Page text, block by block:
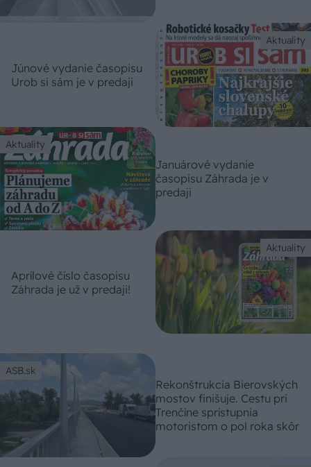
Aktuality
Júnové vydanie časopisu
Urob si sám je v predaji
Aktuality
Januárové vydanie
časopisu Záhrada je v
predaji
Aktuality
Aprílové číslo časopisu
Záhrada je už v predaji!
ASB.sk
Rekonštrukcia Bierovských
mostov finišuje. Cestu pri
Trenčíne sprístupnia
motoristom o pol roka skôr